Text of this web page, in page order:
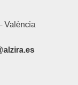
València